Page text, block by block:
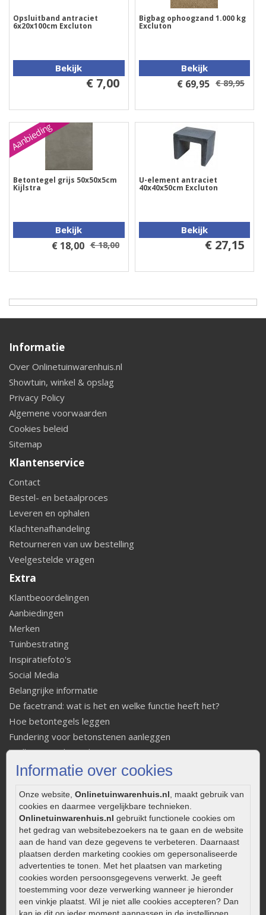
Informatie over cookies
Onze website, Onlinetuinwarenhuis.nl , maakt gebruik van
cookies en daarmee vergelijkbare technieken.
Onlinetuinwarenhuis.nl gebruikt functionele cookies om
het gedrag van websitebezoekers na te gaan en de website
aan de hand van deze gegevens te verbeteren. Daarnaast
plaatsen derden marketing cookies om gepersonaliseerde
advertenties te tonen. Met het plaatsen van marketing
cookies worden persoonsgegevens verwerkt. Je geeft
toestemming voor deze verwerking wanneer je hieronder
een vinkje plaatst. Wil je niet alle cookies accepteren? Dan
Opsluitband antraciet
6x20x100cm Excluton
Bekijk
€ 7,00
Bigbag ophoogzand 1.000 kg
Excluton
Bekijk
€ 69,95 € 89,95
Aanbieding
Betontegel grijs 50x50x5cm
Kijlstra
Bekijk
€ 18,00 € 18,00
U-element antraciet
40x40x50cm Excluton
Bekijk
€ 27,15
Informatie
Over Onlinetuinwarenhuis.nl
Showtuin, winkel & opslag
Privacy Policy
Algemene voorwaarden
Cookies beleid
Sitemap
Klantenservice
Contact
Bestel- en betaalproces
Leveren en ophalen
Klachtenafhandeling
Retourneren van uw bestelling
Veelgestelde vragen
Extra
Klantbeoordelingen
Aanbiedingen
Merken
Tuinbestrating
Inspiratiefoto's
Social Media
Belangrijke informatie
De facetrand: wat is het en welke functie heeft het?
Hoe betontegels leggen
Fundering voor betonstenen aanleggen
Welke tuinstijl past bij mij
Strakke tuin inrichten
Onderhoud van gebakken bestrating
Aanlegtips voor gebakken bestrating
Zelf een terras aanleggen
Kleine stadstuin inrichten
0320 – 219170
Kaapstanderweg 41
8243 RB Lelystad